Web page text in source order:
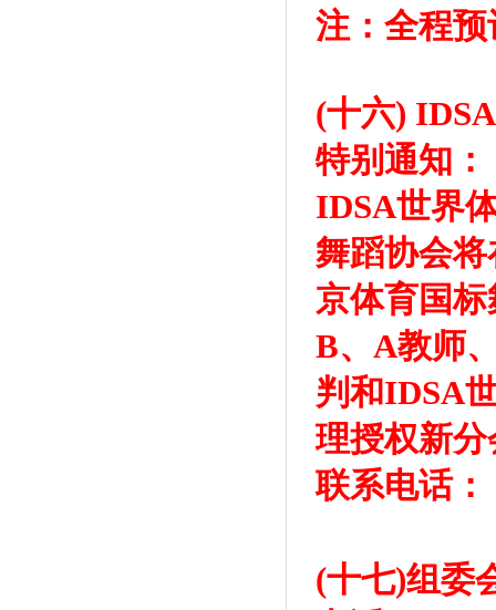
注：全程
(十六)
特别通知：
IDSA世界
舞蹈协会
京体育国
B、A教师
判和IDSA
理授权新
联系电话
(十七)组委